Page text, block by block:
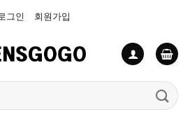
그인 회원가입